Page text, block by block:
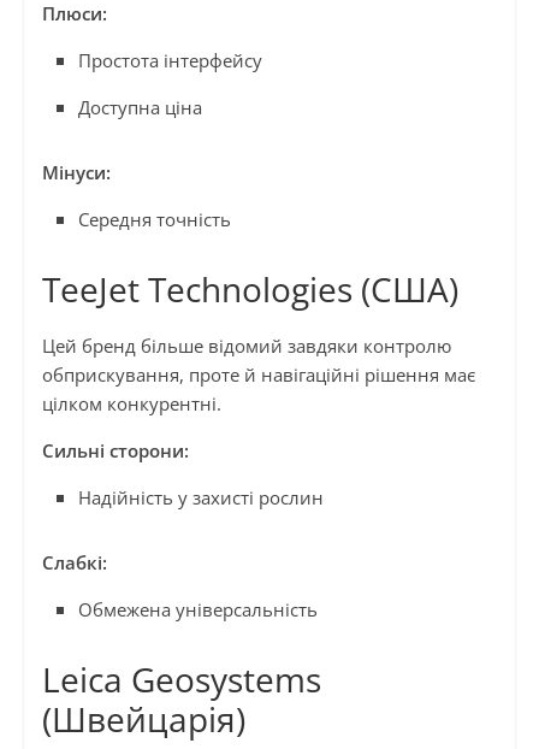
Плюси:
Простота інтерфейсу
Доступна ціна
Мінуси:
Середня точність
TeeJet Technologies (США)
Цей бренд більше відомий завдяки контролю
обприскування, проте й навігаційні рішення має
цілком конкурентні.
Сильні сторони:
Надійність у захисті рослин
Слабкі:
Обмежена універсальність
Leica Geosystems
(Швейцарія)